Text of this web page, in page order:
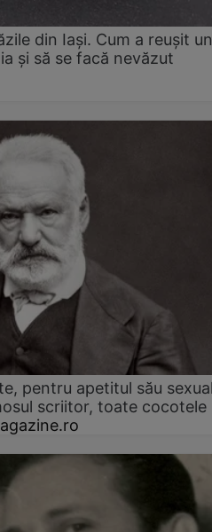
din Iași. Cum a reușit un
și să se facă nevăzut
pentru apetitul său
scriitor, toate cocotele